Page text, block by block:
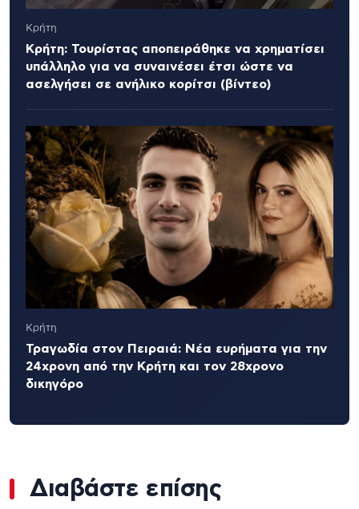
Κρήτη
Κρήτη: Τουρίστας αποπειράθηκε να χρηματίσει
υπάλληλο για να συναινέσει έτσι ώστε να
ασελγήσει σε ανήλικο κορίτσι (βίντεο)
Κρήτη
Τραγωδία στον Πειραιά: Νέα ευρήματα για την
24χρονη από την Κρήτη και τον 28χρονο
δικηγόρο
Διαβάστε επίσης